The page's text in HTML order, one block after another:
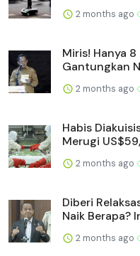
2 months ago
Miris! Hanya
Gantungkan
2 months ago
Habis
Merugi
2 months ago
Diberi
Naik Berapa?
2 months ago